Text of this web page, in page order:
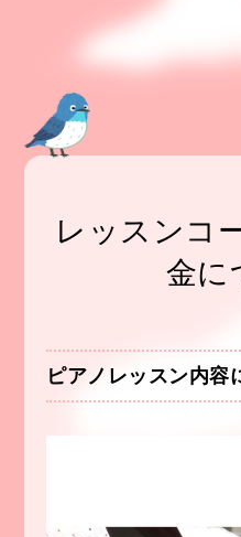
レッスンコ
金に
ピアノレッスン内容